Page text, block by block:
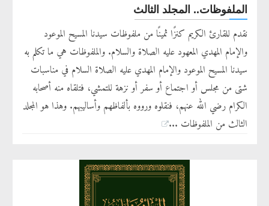
الملفوظات.. المجلد الثالث
نقدم للقارئ الكريم كنزًا ثمينًا من ملفوظات سيدنا المسيح الموعود
والإمام المهدي المعهود عليه الصلاة والسلام. والملفوظات هي ما تكلم به
سيدنا المسيح الموعود والإمام المهدي عليه الصلاة السلام في مناسبات
شتى من مجلس أو اجتماع أو سفر أو نزهة للتمشي، فتلقاه منه أصحابه
الكرام رضي الله عنهم، فنقلوه ورووه بألفاظهم وأساليبهم. وهذا هو المجلد
الثالث من الملفوظات ...